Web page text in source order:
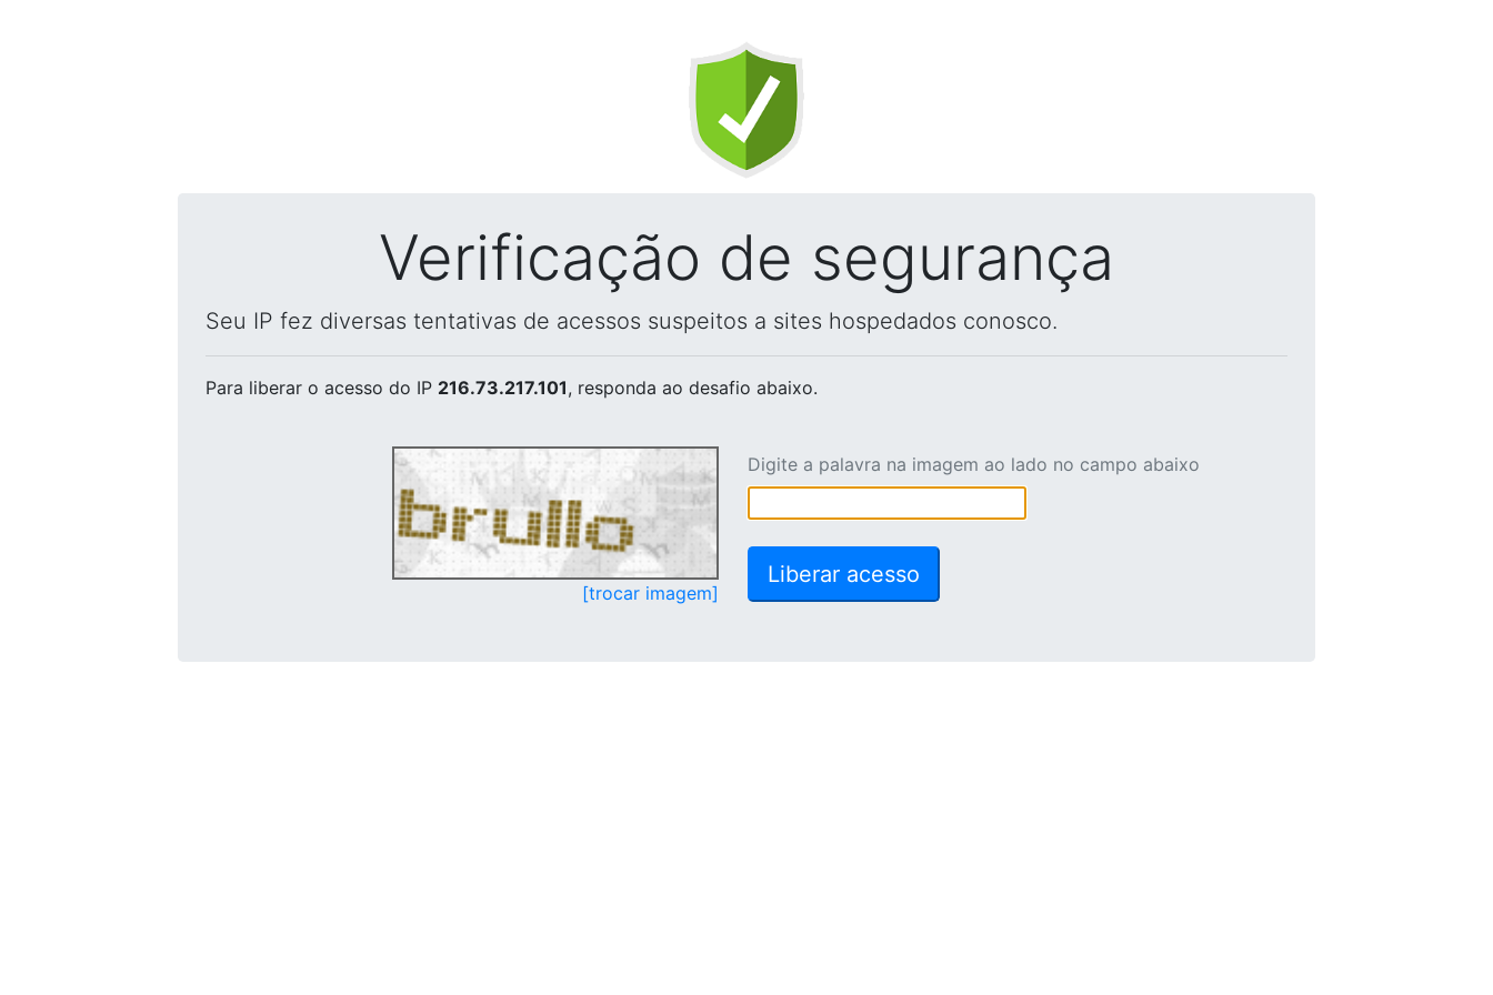
Verificação de segurança
Seu IP fez diversas tentativas de acessos suspeitos a sites hospedados conosco.
Para liberar o acesso do IP 216.73.217.101, responda ao desafio abaixo.
[trocar imagem]
Digite a palavra na imagem ao lado no campo abaixo